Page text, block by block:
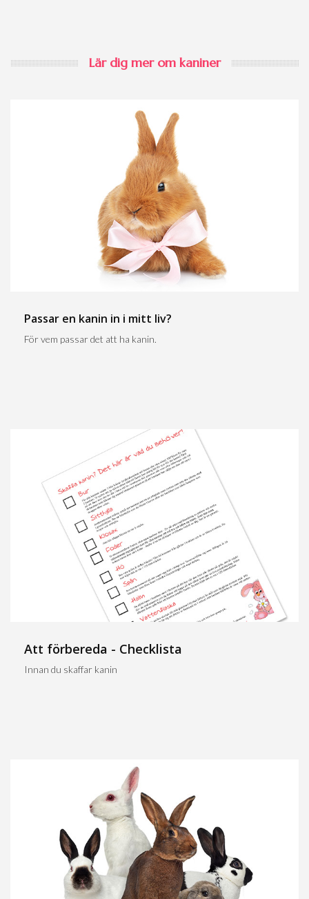
Lär dig mer om kaniner
Passar en kanin in i mitt liv?
För vem passar det att ha kanin.
Att förbereda - Checklista
Innan du skaffar kanin